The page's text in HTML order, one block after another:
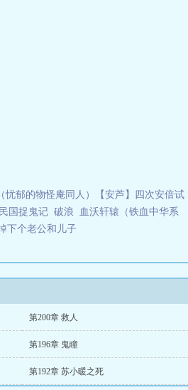
（忧郁的物怪庵同人）【安芦】四次安倍试
民国捉鬼记 破浪
血沃轩辕（铁血中华系
下个老公和儿子
第200章 救人
第196章 鬼瞳
第192章 苏小暖之死